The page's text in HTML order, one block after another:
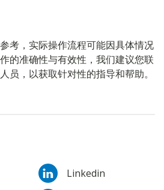
考，实际操作流程可能因具体情况
的准确性与有效性，我们建议您联
员，以获取针对性的指导和帮助。
Linkedin